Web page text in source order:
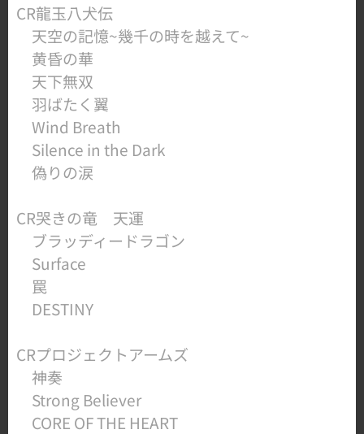
​CR龍玉八犬伝
天空の記憶~幾千の時を越えて~
黄昏の華
天下無双
羽ばたく翼
Wind Breath
Silence in the Dark
​ 偽りの涙
​CR哭きの竜 天運
ブラッディードラゴン
Surface
罠
​ DESTINY
​CRプロジェクトアームズ
神奏
Strong Believer
​ CORE OF THE HEART